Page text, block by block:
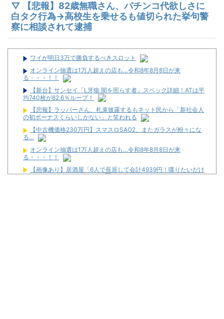
▽ 【悲報】82歳無職さん、パチンコ代欲しさに
白タク行為→高校生を乗せるも値切られた挙句警
察に相談されて逮捕
ワイが明日3万で勝負するべきスロット
オンライン抽選は1万人超えの店も…令和8年8月8日が来
る・・・！！
【新台】サンセイ「L牙狼 闇を照らす者」スペック詳細！ATは平
均740枚が82.6％ループ！
【悲報】ラッパーさん、札束披露するもネット民から「新社会人
の初ボーナスくらいしかない」と笑われる
【中古機価格230万円】スマスロSAO2、またガラスが粉々にな
る…
オンライン抽選は1万人超えの店も…令和8年8月8日が来
る・・・！！
【画像あり】居酒屋「6人で長居して会計4939円！喋りたいだけ
なら公園に行ってくれ（怒」